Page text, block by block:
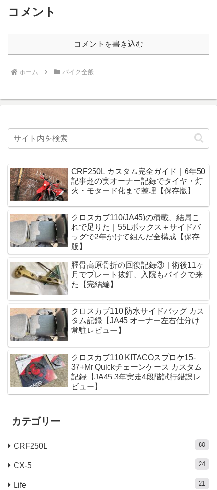
コメント
コメントを書き込む
ホーム バイク全般
CRF250L カスタム完全ガイド｜6年50
記事超の実オーナー記録でタイヤ・灯
火・モタード化まで整理【保存版】
クロスカブ110(JA45)の積載、結局こ
れで足りた｜55Lボックス＋サイドバ
ッグで2年かけて組んだ全構成【保存
版】
脛骨高原骨折の回復記録③｜術後11ヶ
月でプレート抜釘、入院もバイクで来
た【完結編】
クロスカブ110 防水サイドバッグ カス
タム記録【JA45 オーナー左右仕分け
常駐レビュー】
クロスカブ110 KITACOスプロケ15-
37+Mr Quickチェーンケース カスタム
記録【JA45 3年実走4段階試行錯誤レ
ビュー】
カテゴリー
CRF250L 80
CX-5 24
Life 21